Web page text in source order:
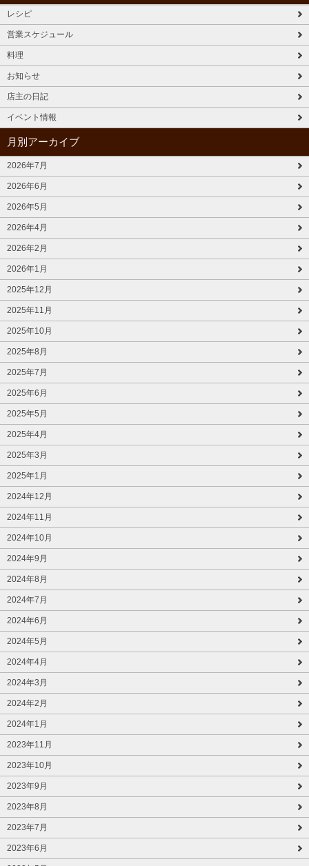
レシピ
営業スケジュール
料理
お知らせ
店主の日記
イベント情報
月別アーカイブ
2026年7月
2026年6月
2026年5月
2026年4月
2026年2月
2026年1月
2025年12月
2025年11月
2025年10月
2025年8月
2025年7月
2025年6月
2025年5月
2025年4月
2025年3月
2025年1月
2024年12月
2024年11月
2024年10月
2024年9月
2024年8月
2024年7月
2024年6月
2024年5月
2024年4月
2024年3月
2024年2月
2024年1月
2023年11月
2023年10月
2023年9月
2023年8月
2023年7月
2023年6月